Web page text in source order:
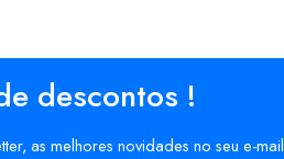
descontos !
as melhores novidades no seu e-mail